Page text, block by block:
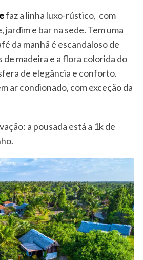
faz a linha luxo-rústico, com
e bar na sede. Tem uma
da manhã é escandaloso de
de madeira e a flora colorida do
de elegância e conforto.
ar condionado, com exceção da
a pousada está a 1k de